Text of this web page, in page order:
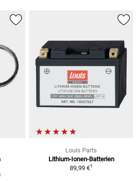
Louis Parts
Lithium-Ionen-Batterien
89,99 €1